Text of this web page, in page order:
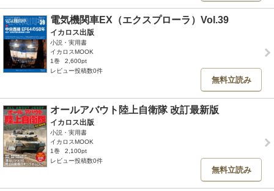
電気機関車EX（エクスプローラ）Vol.39
イカロス出版
小説・実用書
イカロスMOOK
1巻
2,600pt
レビュー投稿数0件
無料立読み
オールアバウト陸上自衛隊 改訂最新版
イカロス出版
小説・実用書
イカロスMOOK
1巻
2,100pt
レビュー投稿数0件
無料立読み